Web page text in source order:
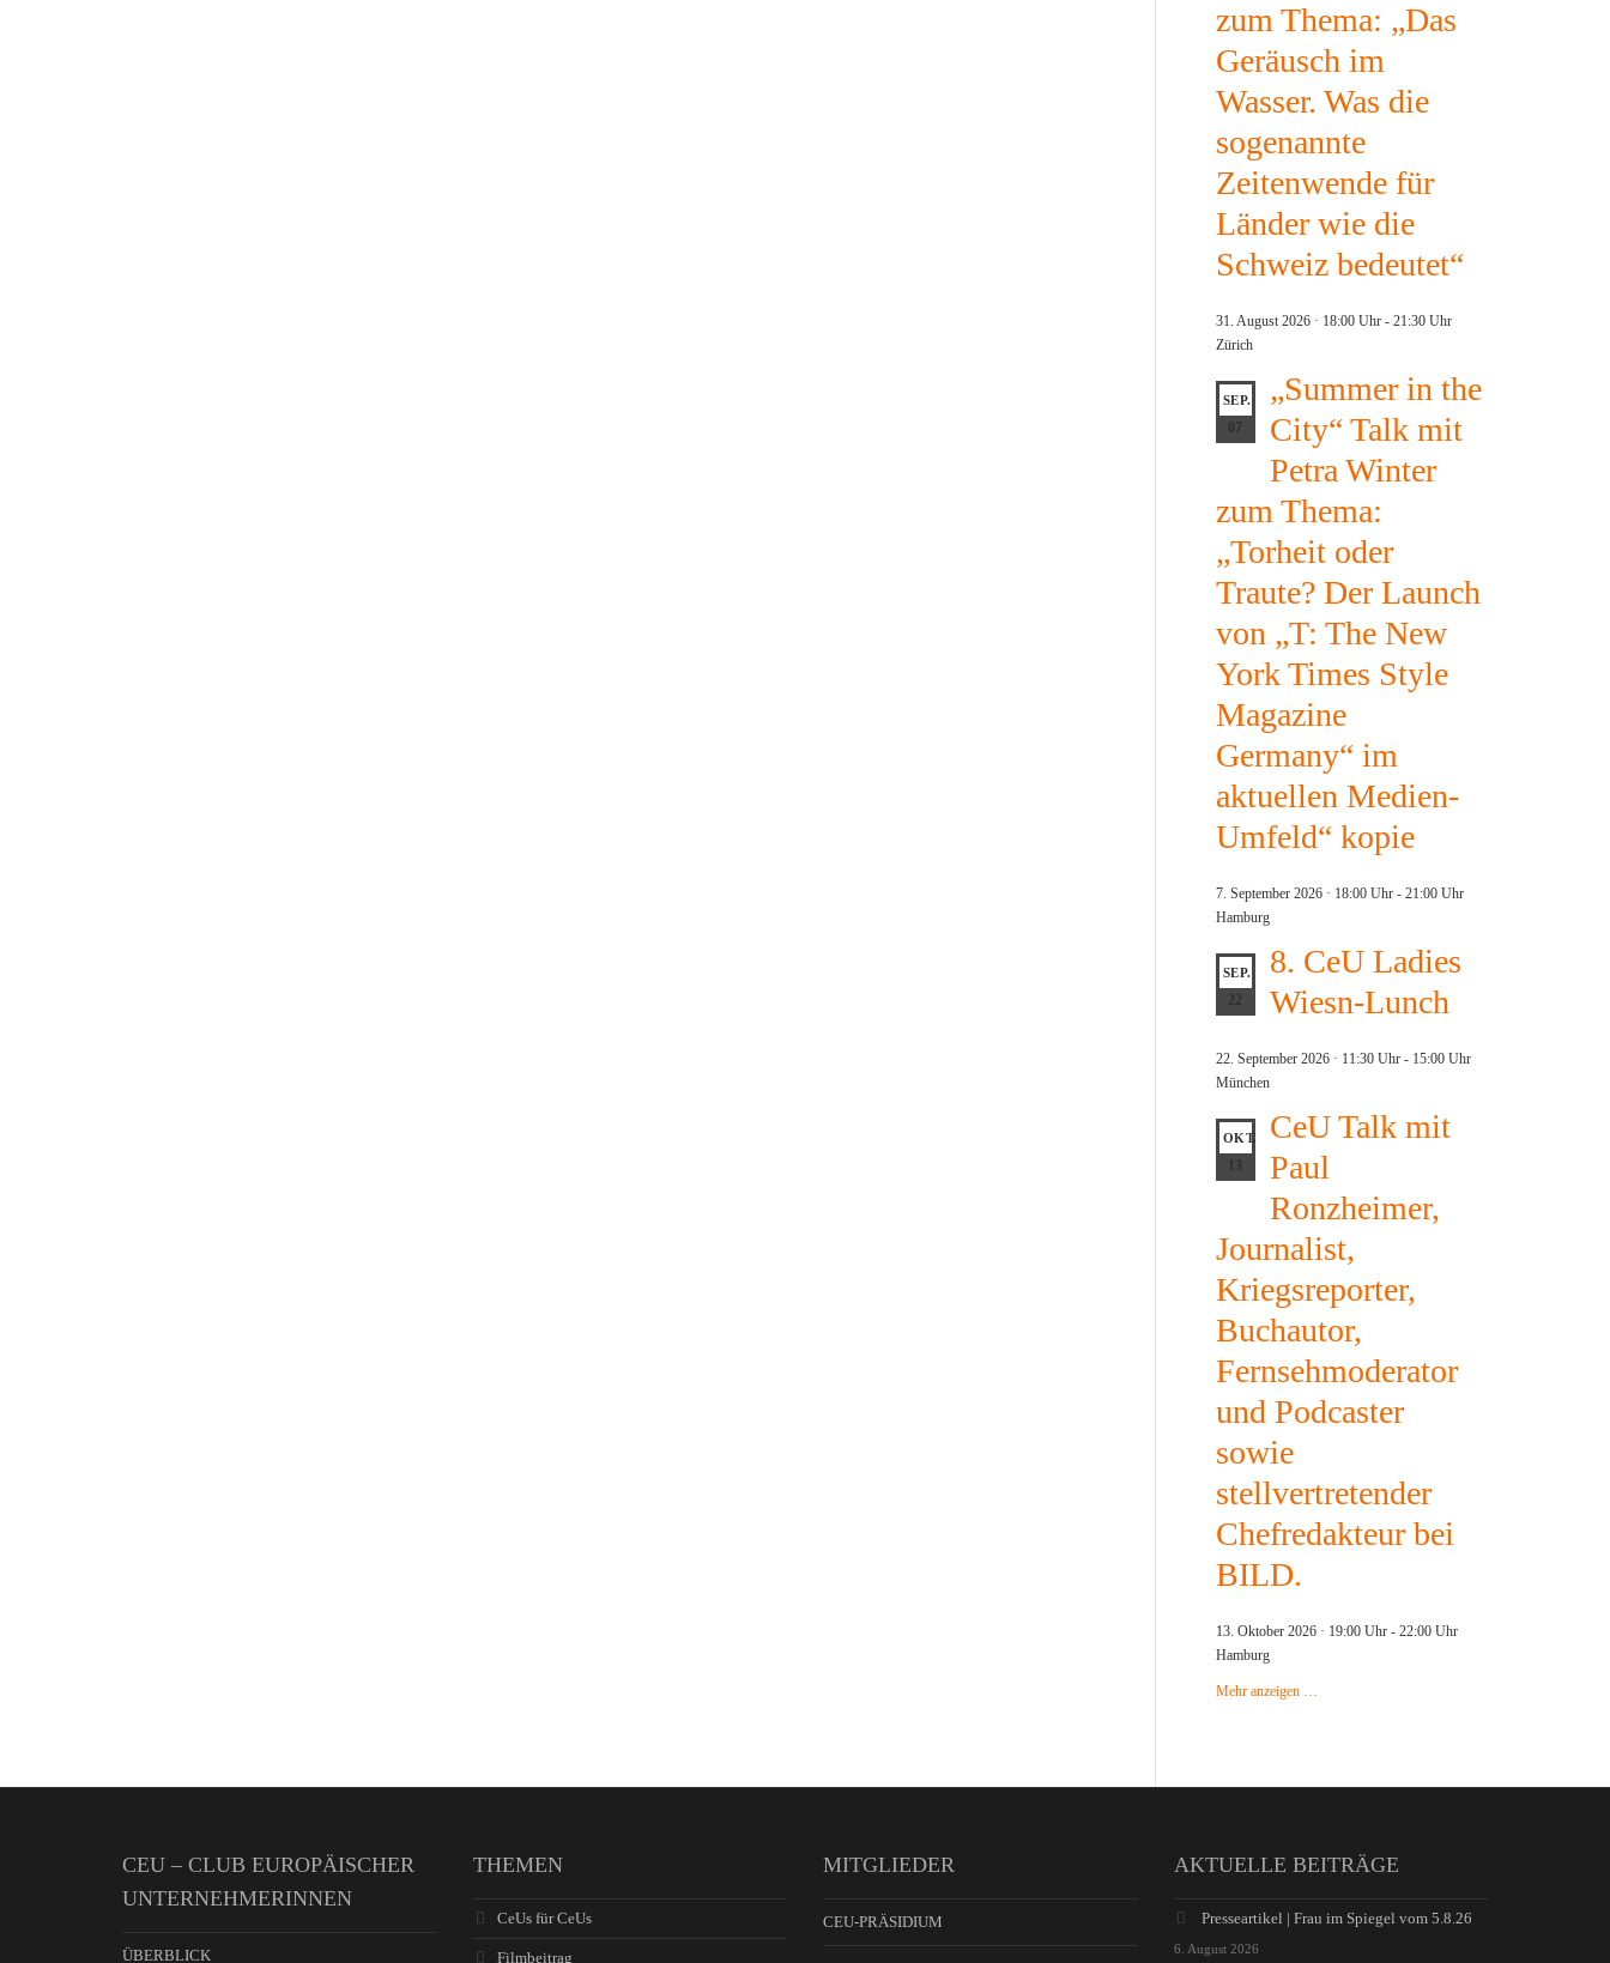
zum Thema: „Das
Geräusch im
Wasser. Was die
sogenannte
Zeitenwende für
Länder wie die
Schweiz bedeutet“
31. August 2026 · 18:00 Uhr- 21:30 Uhr
Zürich
SEP.
07
„Summer in the
City“ Talk mit
Petra Winter
zum Thema:
„Torheit oder
Traute? Der Launch
von „T: The New
York Times Style
Magazine
Germany“ im
aktuellen Medien-
Umfeld“ kopie
7. September 2026 · 18:00 Uhr- 21:00 Uhr
Hamburg
SEP.
22
8. CeU Ladies
Wiesn-Lunch
22. September 2026 · 11:30 Uhr- 15:00 Uhr
München
OKT.
CeU Talk mit
Paul
Ronzheimer,
Journalist,
Kriegsreporter,
Buchautor,
Fernsehmoderator
und Podcaster
sowie
stellvertretender
Chefredakteur bei
BILD.
13. Oktober 2026 · 19:00 Uhr- 22:00 Uhr
Hamburg
Mehr anzeigen …
CEU – CLUB EUROPÄISCHER
UNTERNEHMERINNEN
ÜBERBLICK
THEMEN
CeUs für CeUs
Filmbeitrag
MITGLIEDER
CEU-PRÄSIDIUM
AKTUELLE BEITRÄGE
Presseartikel | Frau im Spiegel vom 5.8.26
6. August 2026